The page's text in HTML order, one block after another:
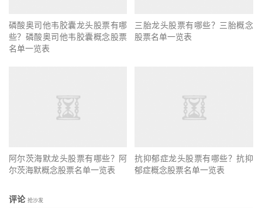
磷酸奥司他韦胶囊龙头股票有哪
些？磷酸奥司他韦胶囊概念股票
名单一览表
三胎龙头股票有哪些？三胎概念
股票名单一览表
阿尔茨海默龙头股票有哪些？阿
尔茨海默概念股票名单一览表
抗抑郁症龙头股票有哪些？抗抑
郁症概念股票名单一览表
评论 抢沙发